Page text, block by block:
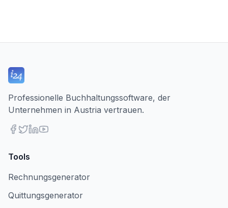
Professionelle Buchhaltungssoftware, der
Unternehmen in Austria vertrauen.
Tools
Rechnungsgenerator
Quittungsgenerator